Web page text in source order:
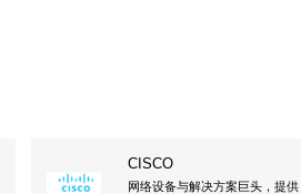
CISCO
网络设备与解决方案巨头，提供